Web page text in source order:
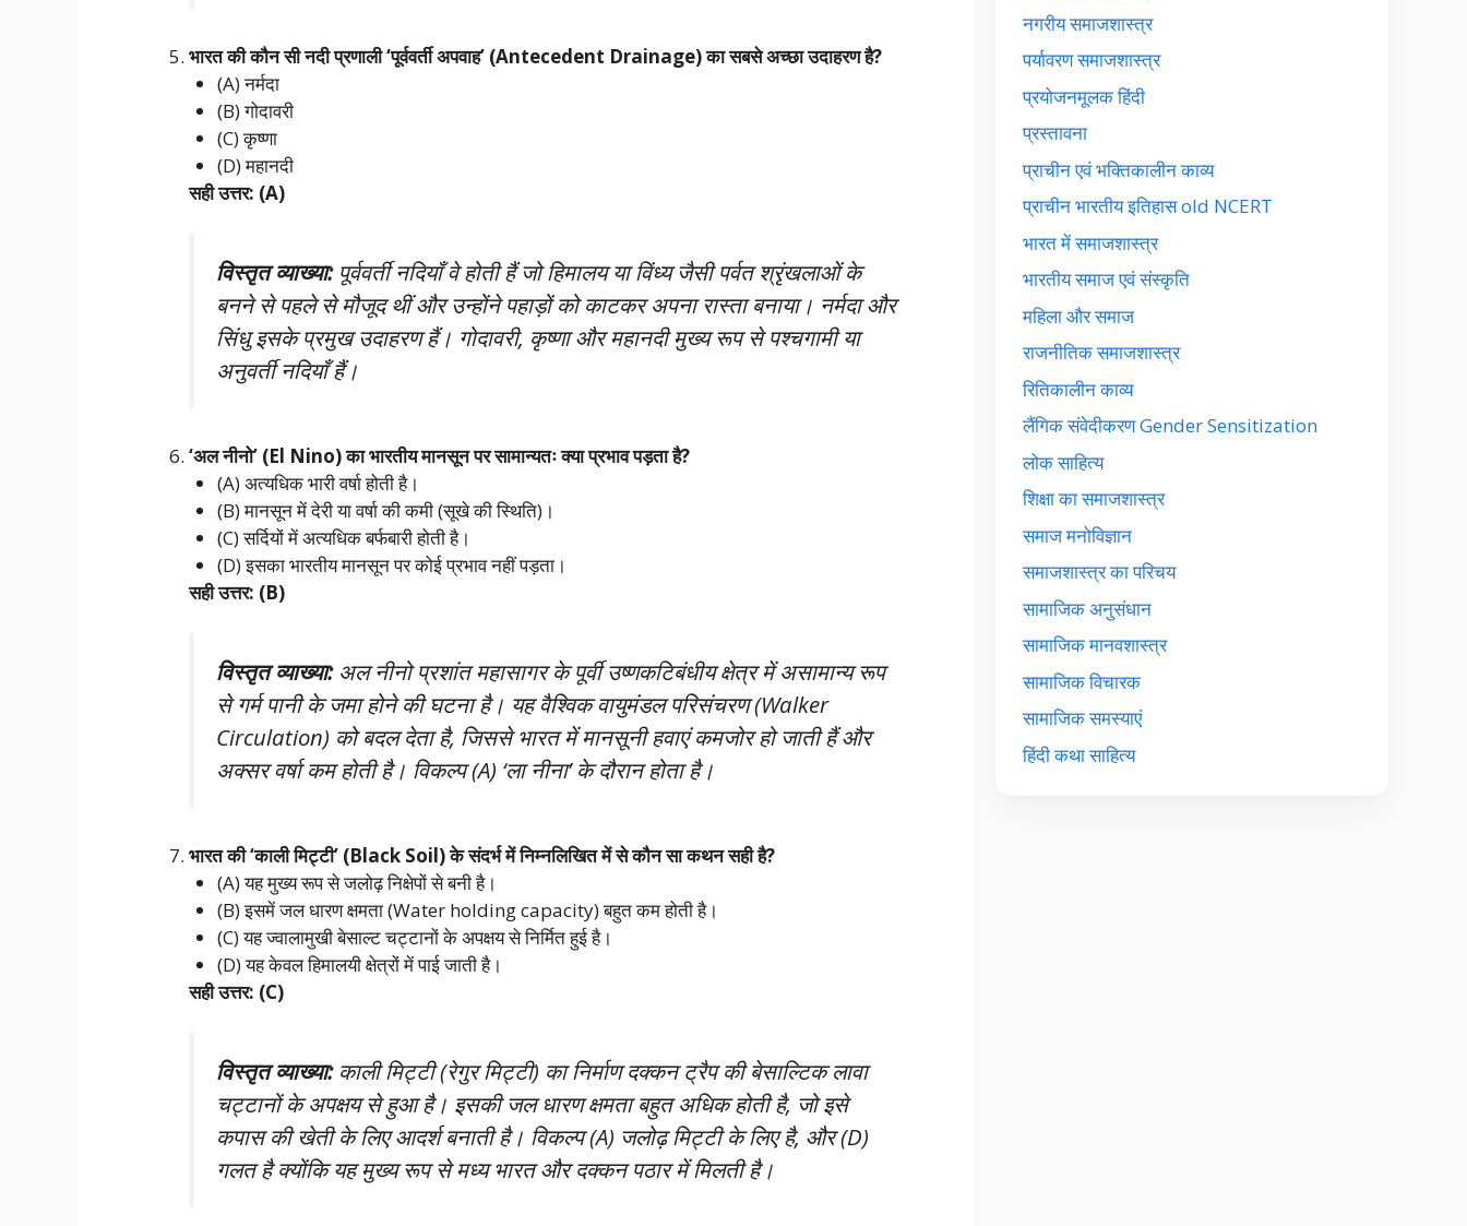
भारत की कौन सी नदी प्रणाली ‘पूर्ववर्ती अपवाह’ (Antecedent Drainage) का सबसे अच्छा उदाहरण है?
(A) नर्मदा
(B) गोदावरी
(C) कृष्णा
(D) महानदी
सही उत्तर: (A)
विस्तृत व्याख्या:पूर्ववर्ती नदियाँ वे होती हैं जो हिमालय या विंध्य जैसी पर्वत श्रृंखलाओं के
बनने से पहले से मौजूद थीं और उन्होंने पहाड़ों को काटकर अपना रास्ता बनाया। नर्मदा और
सिंधु इसके प्रमुख उदाहरण हैं। गोदावरी, कृष्णा और महानदी मुख्य रूप से पश्चगामी या
अनुवर्ती नदियाँ हैं।
‘अल नीनो’ (El Nino) का भारतीय मानसून पर सामान्यतः क्या प्रभाव पड़ता है?
(A) अत्यधिक भारी वर्षा होती है।
(B) मानसून में देरी या वर्षा की कमी (सूखे की स्थिति)।
(C) सर्दियों में अत्यधिक बर्फबारी होती है।
(D) इसका भारतीय मानसून पर कोई प्रभाव नहीं पड़ता।
सही उत्तर: (B)
विस्तृत व्याख्या:अल नीनो प्रशांत महासागर के पूर्वी उष्णकटिबंधीय क्षेत्र में असामान्य रूप
से गर्म पानी के जमा होने की घटना है। यह वैश्विक वायुमंडल परिसंचरण (Walker
Circulation) को बदल देता है, जिससे भारत में मानसूनी हवाएं कमजोर हो जाती हैं और
अक्सर वर्षा कम होती है। विकल्प (A) ‘ला नीना’ के दौरान होता है।
भारत की ‘काली मिट्टी’ (Black Soil) के संदर्भ में निम्नलिखित में से कौन सा कथन सही है?
(A) यह मुख्य रूप से जलोढ़ निक्षेपों से बनी है।
(B) इसमें जल धारण क्षमता (Water holding capacity) बहुत कम होती है।
(C) यह ज्वालामुखी बेसाल्ट चट्टानों के अपक्षय से निर्मित हुई है।
(D) यह केवल हिमालयी क्षेत्रों में पाई जाती है।
सही उत्तर: (C)
विस्तृत व्याख्या:काली मिट्टी (रेगुर मिट्टी) का निर्माण दक्कन ट्रैप की बेसाल्टिक लावा
चट्टानों के अपक्षय से हुआ है। इसकी जल धारण क्षमता बहुत अधिक होती है, जो इसे
कपास की खेती के लिए आदर्श बनाती है। विकल्प (A) जलोढ़ मिट्टी के लिए है, और (D)
गलत है क्योंकि यह मुख्य रूप से मध्य भारत और दक्कन पठार में मिलती है।
नगरीय समाजशास्त्र
पर्यावरण समाजशास्त्र
प्रयोजनमूलक हिंदी
प्रस्तावना
प्राचीन एवं भक्तिकालीन काव्य
प्राचीन भारतीय इतिहास old NCERT
भारत में समाजशास्त्र
भारतीय समाज एवं संस्कृति
महिला और समाज
राजनीतिक समाजशास्त्र
रितिकालीन काव्य
लैंगिक संवेदीकरण Gender Sensitization
लोक साहित्य
शिक्षा का समाजशास्त्र
समाज मनोविज्ञान
समाजशास्त्र का परिचय
सामाजिक अनुसंधान
सामाजिक मानवशास्त्र
सामाजिक विचारक
सामाजिक समस्याएं
हिंदी कथा साहित्य